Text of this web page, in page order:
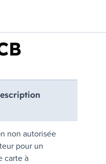
non autorisée
pour un
carte à